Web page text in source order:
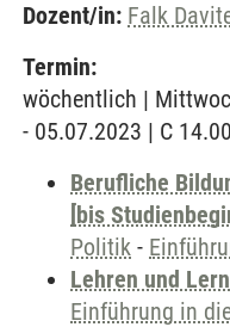
Dozent/in: Falk
Termin:
wöchentlich |
- 05.07.2023 | C
Berufliche
[bis
Politik -
Lehren und
Einführung in